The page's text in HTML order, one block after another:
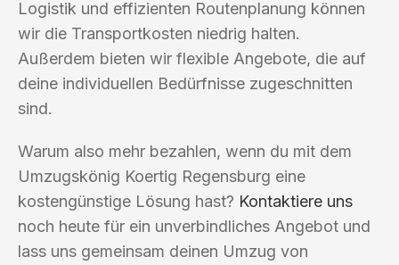
Logistik und effizienten Routenplanung können
wir die Transportkosten niedrig halten.
Außerdem bieten wir flexible Angebote, die auf
deine individuellen Bedürfnisse zugeschnitten
sind.
Warum also mehr bezahlen, wenn du mit dem
Umzugskönig Koertig Regensburg eine
kostengünstige Lösung hast? Kontaktiere uns
noch heute für ein unverbindliches Angebot und
lass uns gemeinsam deinen Umzug von